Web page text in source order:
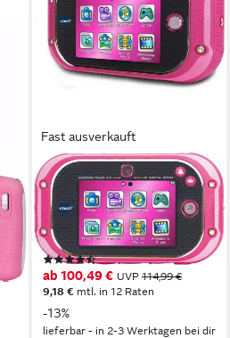
Fast ausverkauft
VTECH®
Kidizoom Touch 5.0, pink
Kinderkamera
5 MP Auflösung Foto
(66)
ab 100,49 € UVP 114,99 €
9,18 € mtl. in 12 Raten
-13%
lieferbar - in 2-3 Werktagen bei dir